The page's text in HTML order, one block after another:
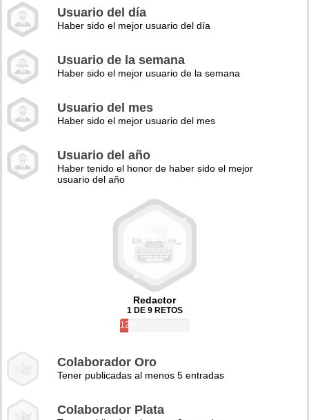
Usuario del día
Haber sido el mejor usuario del día
Usuario de la semana
Haber sido el mejor usuario de la semana
Usuario del mes
Haber sido el mejor usuario del mes
Usuario del año
Haber tenido el honor de haber sido el mejor
usuario del año
Redactor
1 DE 9 RETOS
12%
Colaborador Oro
Tener publicadas al menos 5 entradas
Colaborador Plata